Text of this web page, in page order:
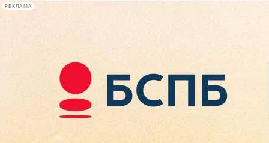
РЕКЛАМА
Сегодня:
2026.08.07
17:04
Афиша Plus